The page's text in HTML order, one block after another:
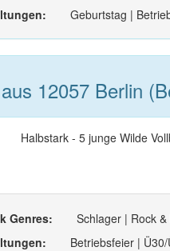
Geburtstag |
aus 12057 Berlin
Halbstark - 5 junge Wilde
Genres: Schlager | Rock
Betriebsfeier |